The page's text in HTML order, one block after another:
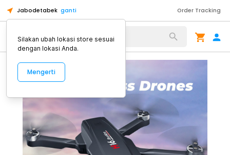
Jabodetabek ganti Order Tracking
Alat Kopi
Silakan ubah lokasi store sesuai
dengan lokasi Anda.
Mengerti